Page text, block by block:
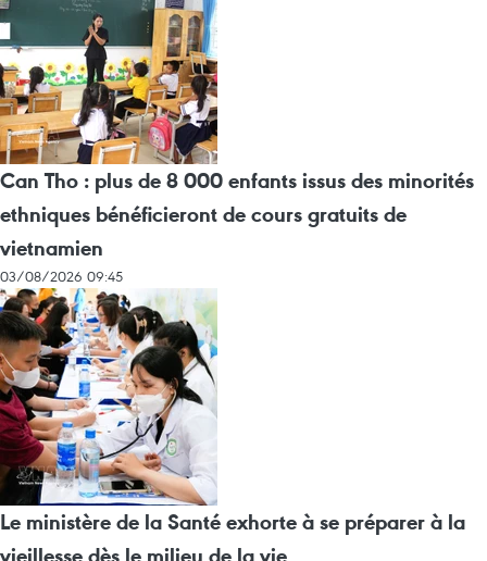
Can Tho : plus de 8 000 enfants issus des minorités
ethniques bénéficieront de cours gratuits de
vietnamien
03/08/2026 09:45
Le ministère de la Santé exhorte à se préparer à la
vieillesse dès le milieu de la vie